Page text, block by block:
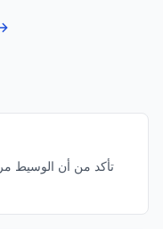
تأكد من أن الوسيط